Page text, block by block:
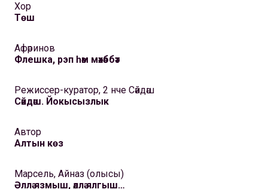
Хор
Төш
Афәринов
Флешка, рэп һәм мәхәббәт
Режиссер-куратор, 2 нче Сәйдәш
Сәйдәш. Йокысызлык
Автор
Алтын көз
Марсель, Айназ (олысы)
Әллә язмыш, әллә ялгыш…